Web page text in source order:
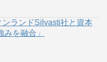
ンランドSilvasti社と資本
を融合」